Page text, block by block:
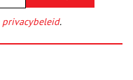
privacybeleid.